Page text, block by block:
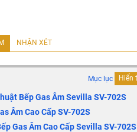
NHẬN XÉT
Mục lục Hiển
Bếp Gas ÂmSevilla SV-702S
Âm Cao Cấp SV-702S
Gas Âm Cao Cấp Sevilla SV-702S